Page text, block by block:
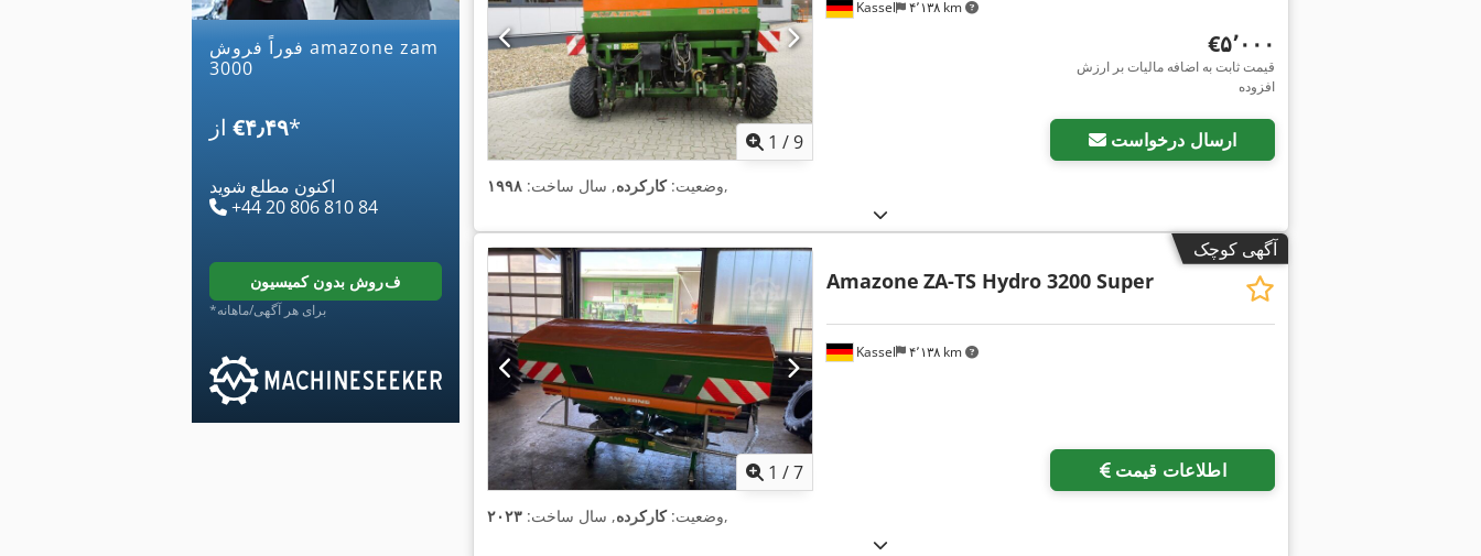
فوراً فروش amazone zam
3000
‎€۴٫۴۹*
اکنون مطلع شوید
+44 20 806 810 84
فروش بدون کمیسیون
*برای هر آگهی/ماهانه
1 /9
Kassel ۴٬۱۳۸ km
‎€۵٬۰۰۰
قیمت ثابت به اضافه مالیات بر ارزش
افزوده
ارسال درخواست
وضعیت:کارکرده, سال ساخت: ۱۹۹۸ ,
آگهی کوچک
1 /7
Kassel ۴٬۱۳۸ km
Amazone ZA-TS Hydro 3200 Super
اطلاعات قیمت
وضعیت:کارکرده, سال ساخت: ۲۰۲۳ ,